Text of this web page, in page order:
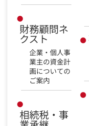
財務顧問ネ
クスト
企業・個人事
業主の資金計
画についての
ご案内
相続税・事